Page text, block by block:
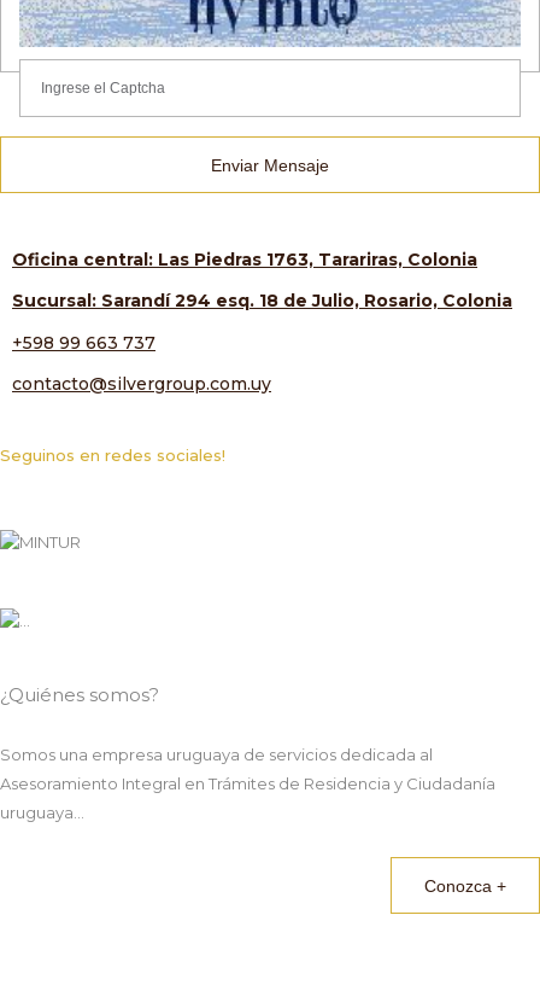
Enviar Mensaje
Oficina central: Las Piedras 1763, Tarariras, Colonia
Sucursal: Sarandí 294 esq. 18 de Julio, Rosario, Colonia
+598 99 663 737
contacto@silvergroup.com.uy
Seguinos en redes sociales!
¿Quiénes somos?
Somos una empresa uruguaya de servicios dedicada al
Asesoramiento Integral en Trámites de Residencia y Ciudadanía
uruguaya...
Conozca +